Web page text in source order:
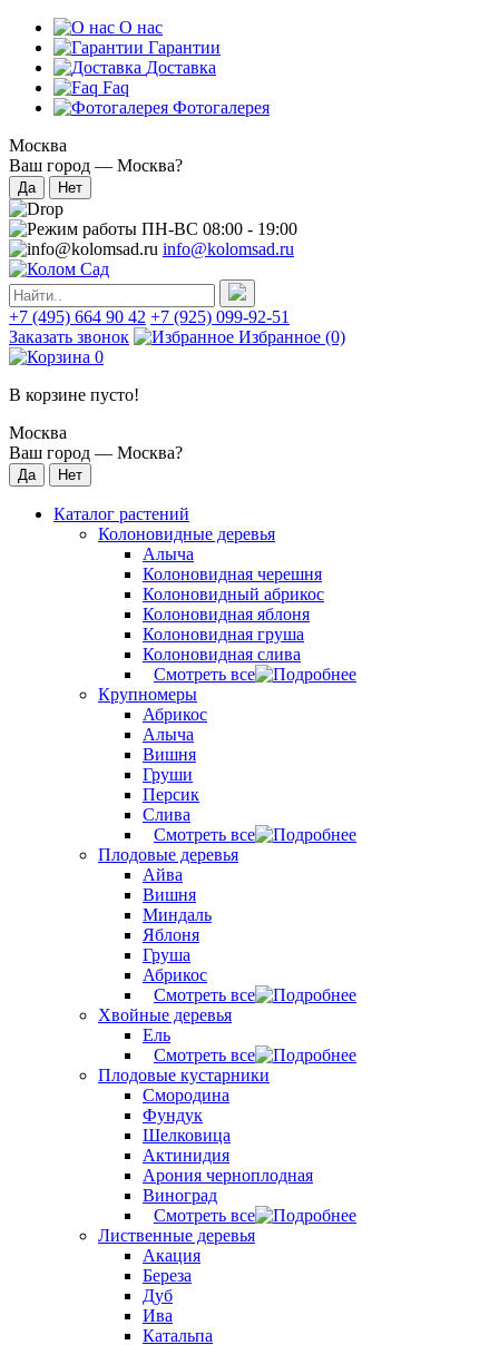
О нас
Гарантии
Доставка
Faq
Фотогалерея
Москва
Ваш город — Москва?
ПН-ВС 08:00 - 19:00
info@kolomsad.ru
+7 (495) 664 90 42 +7 (925) 099-92-51
Заказать звонок
Избранное (0)
0
В корзине пусто!
Москва
Ваш город — Москва?
Каталог растений
Колоновидные деревья
Алыча
Колоновидная черешня
Колоновидный абрикос
Колоновидная яблоня
Колоновидная груша
Колоновидная слива
Смотреть все
Крупномеры
Абрикос
Алыча
Вишня
Груши
Персик
Слива
Смотреть все
Плодовые деревья
Айва
Вишня
Миндаль
Яблоня
Груша
Абрикос
Смотреть все
Хвойные деревья
Ель
Смотреть все
Плодовые кустарники
Смородина
Фундук
Шелковица
Актинидия
Арония черноплодная
Виноград
Смотреть все
Лиственные деревья
Акация
Береза
Дуб
Ива
Катальпа